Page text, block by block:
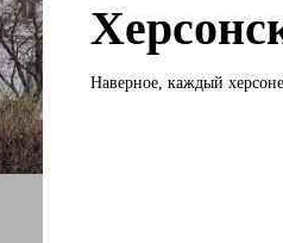
Наверное, каждый